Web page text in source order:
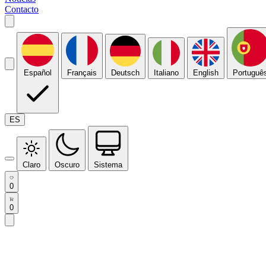
Contacto
Español Français Deutsch Italiano English
ES
Claro Oscuro Sistema
0
0